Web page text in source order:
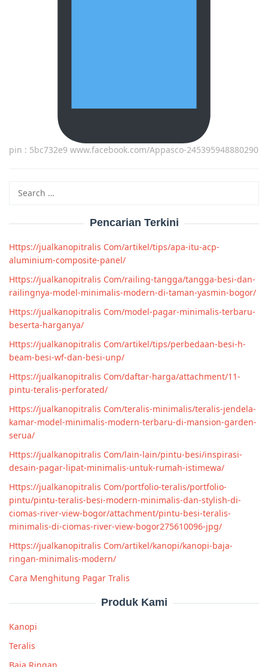
pin : 5bc732e9 www.facebook.com/Appasco-245395948880290
Pencarian Terkini
Https://jualkanopitralis Com/artikel/tips/apa-itu-acp-
aluminium-composite-panel/
Https://jualkanopitralis Com/railing-tangga/tangga-besi-dan-
railingnya-model-minimalis-modern-di-taman-yasmin-bogor/
Https://jualkanopitralis Com/model-pagar-minimalis-terbaru-
beserta-harganya/
Https://jualkanopitralis Com/artikel/tips/perbedaan-besi-h-
beam-besi-wf-dan-besi-unp/
Https://jualkanopitralis Com/daftar-harga/attachment/11-
pintu-teralis-perforated/
Https://jualkanopitralis Com/teralis-minimalis/teralis-jendela-
kamar-model-minimalis-modern-terbaru-di-mansion-garden-
serua/
Https://jualkanopitralis Com/lain-lain/pintu-besi/inspirasi-
desain-pagar-lipat-minimalis-untuk-rumah-istimewa/
Https://jualkanopitralis Com/portfolio-teralis/portfolio-
pintu/pintu-teralis-besi-modern-minimalis-dan-stylish-di-
ciomas-river-view-bogor/attachment/pintu-besi-teralis-
minimalis-di-ciomas-river-view-bogor275610096-jpg/
Https://jualkanopitralis Com/artikel/kanopi/kanopi-baja-
ringan-minimalis-modern/
Cara Menghitung Pagar Tralis
Produk Kami
Kanopi
Teralis